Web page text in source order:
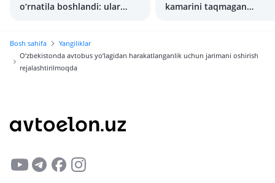
o‘rnatila boshlandi: ular
kamarini taqmagan
Bosh sahifa
Yangiliklar
O‘zbekistonda avtobus yo‘lagidan harakatlanganlik uchun jarimani oshirish
rejalashtirilmoqda